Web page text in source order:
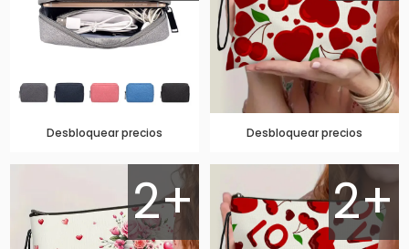
Desbloquear precios Desbloquear precios
2+ 2+